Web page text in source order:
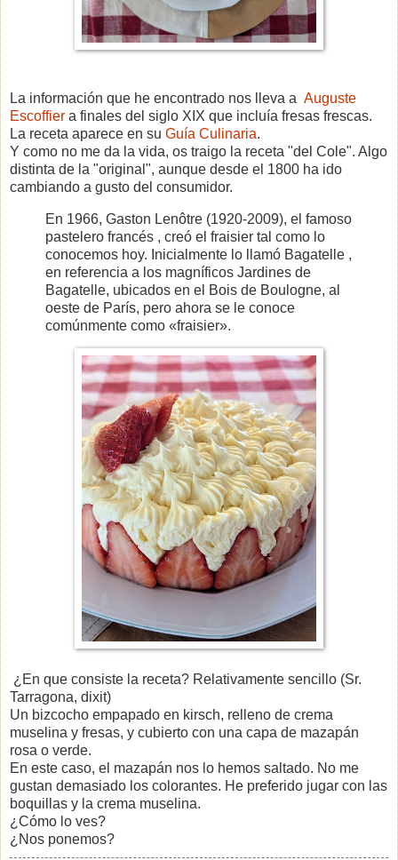
La información que he encontrado nos lleva a Auguste
Escoffier a finales del siglo XIX que incluía fresas frescas.
La receta aparece en su Guía Culinaria.
Y como no me da la vida, os traigo la receta "del Cole". Algo
distinta de la "original", aunque desde el 1800 ha ido
cambiando a gusto del consumidor.
En 1966, Gaston Lenôtre (1920-2009), el famoso
pastelero francés , creó el fraisier tal como lo
conocemos hoy. Inicialmente lo llamó Bagatelle ,
en referencia a los magníficos Jardines de
Bagatelle, ubicados en el Bois de Boulogne, al
oeste de París, pero ahora se le conoce
comúnmente como «fraisier».
¿En que consiste la receta? Relativamente sencillo (Sr.
Tarragona, dixit)
Un bizcocho empapado en kirsch, relleno de crema
muselina y fresas, y cubierto con una capa de mazapán
rosa o verde.
En este caso, el mazapán nos lo hemos saltado. No me
gustan demasiado los colorantes. He preferido jugar con las
boquillas y la crema muselina.
¿Cómo lo ves?
¿Nos ponemos?